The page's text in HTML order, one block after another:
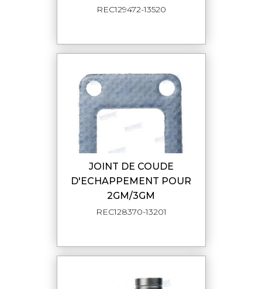
REC129472-13520
JOINT DE COUDE
D'ECHAPPEMENT POUR
2GM/3GM
REC128370-13201